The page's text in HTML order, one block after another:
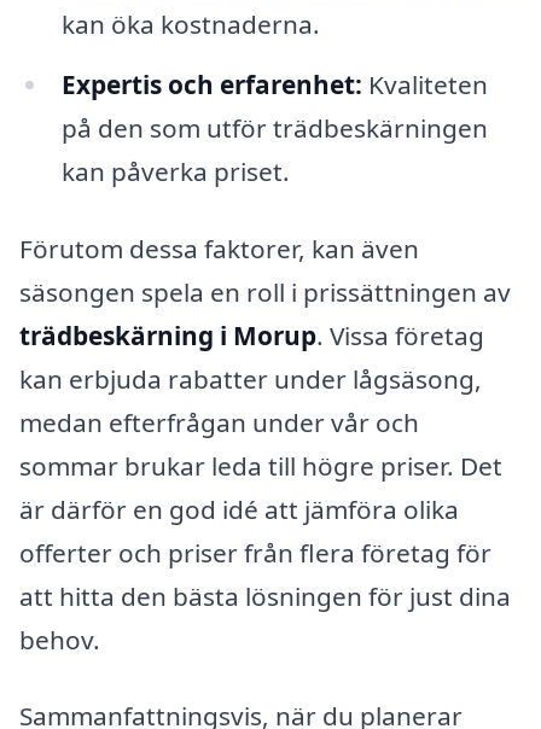
kan öka kostnaderna.
Expertis och erfarenhet: Kvaliteten
på den som utför trädbeskärningen
kan påverka priset.
Förutom dessa faktorer, kan även
säsongen spela en roll i prissättningen av
trädbeskärning i Morup. Vissa företag
kan erbjuda rabatter under lågsäsong,
medan efterfrågan under vår och
sommar brukar leda till högre priser. Det
är därför en god idé att jämföra olika
offerter och priser från flera företag för
att hitta den bästa lösningen för just dina
behov.
Sammanfattningsvis, när du planerar